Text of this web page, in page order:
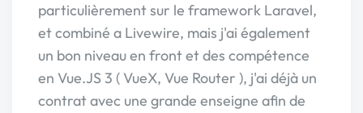
particulièrement sur le framework Laravel,
et combiné a Livewire, mais j'ai également
un bon niveau en front et des compétence
en Vue.JS 3 ( VueX, Vue Router ), j'ai déjà un
contrat avec une grande enseigne afin de